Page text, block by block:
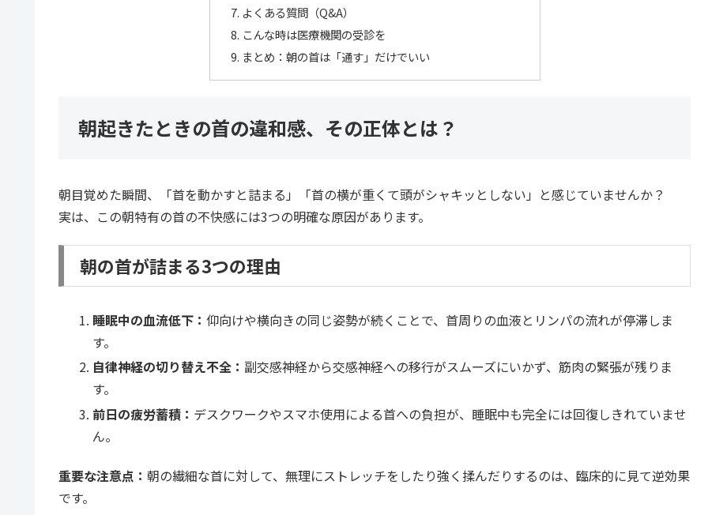
よくある質問（Q&A）
こんな時は医療機関の受診を
まとめ：朝の首は「通す」だけでいい
朝起きたときの首の違和感、その正体とは？
朝目覚めた瞬間、「首を動かすと詰まる」「首の横が重くて頭がシャキッとしない」と感じていませんか？
実は、この朝特有の首の不快感には3つの明確な原因があります。
朝の首が詰まる3つの理由
睡眠中の血流低下：仰向けや横向きの同じ姿勢が続くことで、首周りの血液とリンパの流れが停滞しま
す。
自律神経の切り替え不全： 副交感神経から交感神経への移行がスムーズにいかず、筋肉の緊張が残りま
す。
前日の疲労蓄積： デスクワークやスマホ使用による首への負担が、睡眠中も完全には回復しきれていませ
ん。
重要な注意点： 朝の繊細な首に対して、無理にストレッチをしたり強く揉んだりするのは、臨床的に見て逆効果
です。